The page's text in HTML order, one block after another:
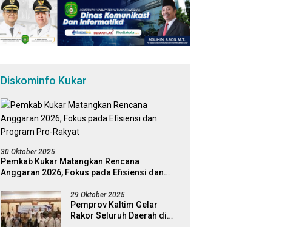
Diskominfo Kukar
30 Oktober 2025
Pemkab Kukar Matangkan Rencana
Anggaran 2026, Fokus pada Efisiensi dan
29 Oktober 2025
Pemprov Kaltim Gelar
Rakor Seluruh Daerah di